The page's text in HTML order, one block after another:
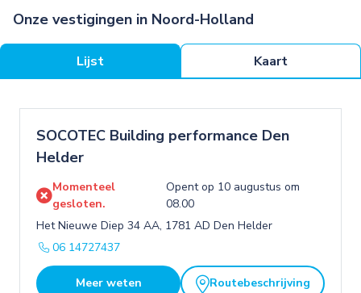
Onze vestigingen in Noord-Holland
Lijst Kaart
SOCOTEC Building performance Den
Helder
Momenteel
gesloten.
Opent op 10 augustus om
08.00
Het Nieuwe Diep 34 AA, 1781 AD Den Helder
06 14727437
Meer weten Routebeschrijving